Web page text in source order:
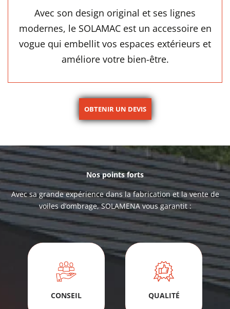
Avec son design original et ses lignes
modernes, le SOLAMAC est un accessoire en
vogue qui embellit vos espaces extérieurs et
améliore votre bien-être.
OBTENIR UN DEVIS
Nos points forts
Avec sa grande expérience dans la fabrication et la vente de
voiles d’ombrage, SOLAMENA vous garantit :
CONSEIL QUALITÉ